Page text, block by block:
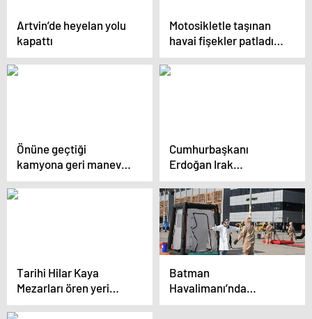
Artvin’de heyelan yolu
kapattı
Motosikletle taşınan
havai fişekler patladı: 1
ölü, 6 yaralı
Önüne geçtiği
kamyona geri manevra
yaparak çarpıp kaçtı
Cumhurbaşkanı
Erdoğan Irak
Başbakanı Sudani’yi
kabul etti
Tarihi Hilar Kaya
Mezarları ören yeri
olarak tescillendi
Batman
Havalimanı’nda
kimyasal madde